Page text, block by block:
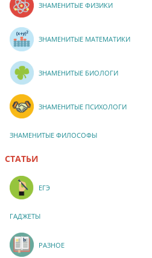
ЗНАМЕНИТЫЕ ФИЗИКИ
ЗНАМЕНИТЫЕ МАТЕМАТИКИ
ЗНАМЕНИТЫЕ БИОЛОГИ
ЗНАМЕНИТЫЕ ПСИХОЛОГИ
ЗНАМЕНИТЫЕ ФИЛОСОФЫ
СТАТЬИ
ЕГЭ
ГАДЖЕТЫ
РАЗНОЕ